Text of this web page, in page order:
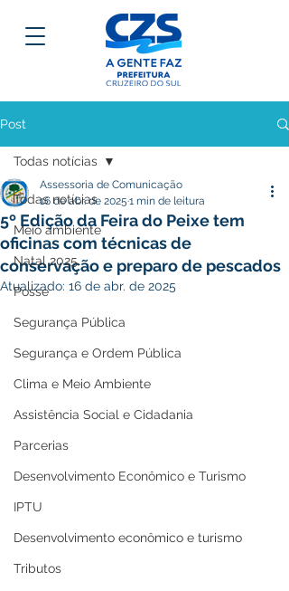
Post
Todas notícias
Meio ambiente
Natal 2025
Posse
Segurança Pública
Segurança e Ordem Pública
Clima e Meio Ambiente
Assistência Social e Cidadania
Parcerias
Desenvolvimento Econômico e Turismo
IPTU
Desenvolvimento econômico e turismo
Tributos
Todas notícias
5º Edição da Feira do Peixe tem
oficinas com técnicas de
conservação e preparo de pescados
Assessoria de Comunicação
16 de abr. de 2025 1 min de leitura
Atualizado: 16 de abr. de 2025